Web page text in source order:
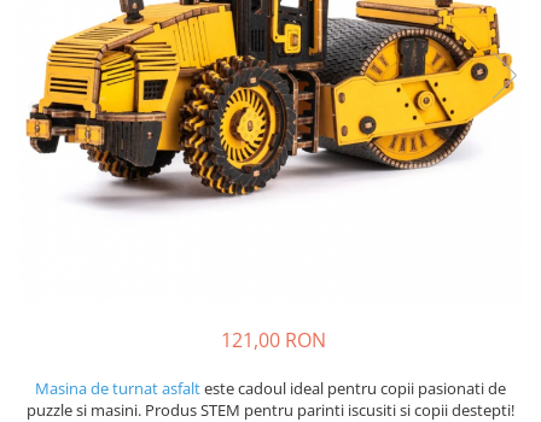
121,00 RON
Masina de turnat asfalteste cadoul ideal pentru copii pasionati de
puzzle si masini. Produs STEM pentru parinti iscusiti si copii destepti!